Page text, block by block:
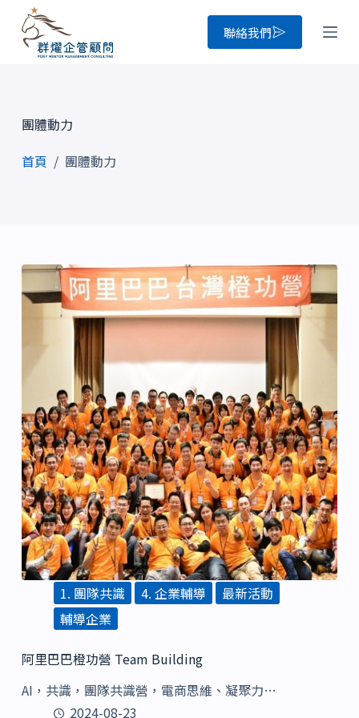
跳
至
容
聯絡我們
團體動力
首頁 / 團體動力
1. 團隊共識 4. 企業輔導
最新活動
輔導企業
阿里巴巴橙功營 Team Building
AI，共識，團隊共識營，電商思維、凝聚力…
2024-08-23